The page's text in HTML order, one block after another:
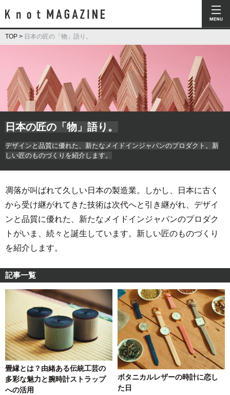
Knot Magazine ノットマガジン
TOP > 日本の匠の「物」語り。
日本の匠の「物」語り。
デザインと品質に優れた、新たなメイドインジャパンのプロダクト。新
しい匠のものづくりを紹介します。
凋落が叫ばれて久しい日本の製造業。しかし、日本に古く
から受け継がれてきた技術は次代へと引き継がれ、デザイ
ンと品質に優れた、新たなメイドインジャパンのプロダク
トがいま、続々と誕生しています。新しい匠のものづくり
を紹介します。
記事一覧
畳縁とは？由緒ある伝統工芸の
多彩な魅力と腕時計ストラップ
への活用
ボタニカルレザーの時計に恋し
た日